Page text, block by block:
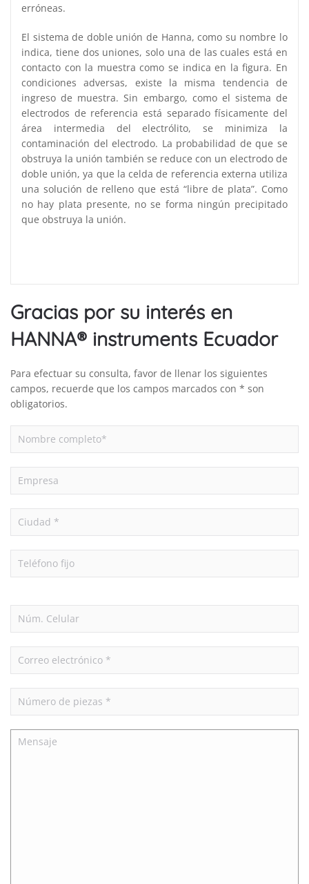
erróneas.
El sistema de doble unión de Hanna, como su nombre lo
indica, tiene dos uniones, solo una de las cuales está en
contacto con la muestra como se indica en la figura. En
condiciones adversas, existe la misma tendencia de
ingreso de muestra. Sin embargo, como el sistema de
electrodos de referencia está separado físicamente del
área intermedia del electrólito, se minimiza la
contaminación del electrodo. La probabilidad de que se
obstruya la unión también se reduce con un electrodo de
doble unión, ya que la celda de referencia externa utiliza
una solución de relleno que está “libre de plata”. Como
no hay plata presente, no se forma ningún precipitado
que obstruya la unión.
Gracias por su interés en
HANNA® instruments Ecuador
Para efectuar su consulta, favor de llenar los siguientes
campos, recuerde que los campos marcados con * son
obligatorios.